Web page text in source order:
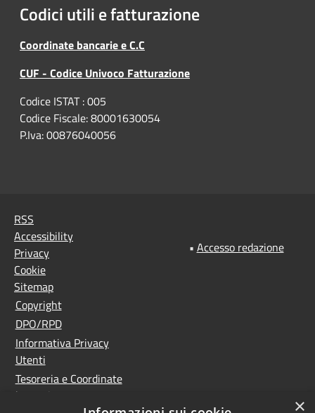
Codici utili e fatturazione
Coordinate bancarie e C.C
CUF - Codice Univoco Fatturazione
Codice ISTAT : 005
Codice Fiscale: 80001630054
P.Iva: 00876040056
RSS
Accessibility
Privacy
Cookie
Sitemap
Copyright
DPO/RPD
Informativa Privacy
Utenti
Tesoreria e Coordinate
bancarie
• Accesso redazione
×